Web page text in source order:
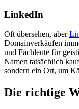
LinkedIn
Oft übersehen, aber
Domainverkäufen
und Fachleute für
Namen tatsächlich
sondern ein Ort, um
Die richtige